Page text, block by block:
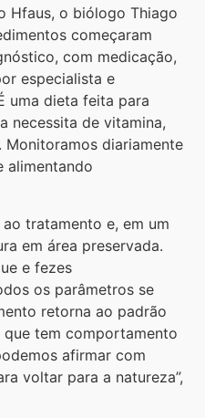
Hfaus, o biólogo Thiago
começaram
com medicação,
especialista e
uma dieta feita para
necessita de vitamina,
diariamente
alimentando
tratamento e, em um
em área preservada.
e fezes
os parâmetros se
retorna ao padrão
que tem comportamento
afirmar com
voltar para a natureza”,